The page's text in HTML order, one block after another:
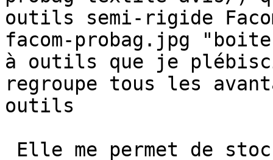
outils semi-rigide
facom-probag.jpg
à outils que je
regroupe tous les
outils